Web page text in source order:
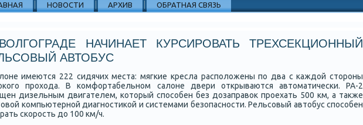
НОВОСТИ АРХИВ ОБРАТНАЯ СВЯЗЬ
НАЧИНАЕТ КУРСИРОВАТЬ ТРЕХСЕКЦИОННЫЙ
АВТОБУС
имеются 222 сидячих места: мягкие кресла рас­положены по два с каждой сто­роны
прохода. В комфортабельном салоне двери открываются автоматически. РА-2
дизель­ным двигателем, который способен без дозаправок проехать 500 км, а также
компьютерной диагностикой и сис­темами безопасности. Рельсовый автобус способен
скорость до 100 км/ч.